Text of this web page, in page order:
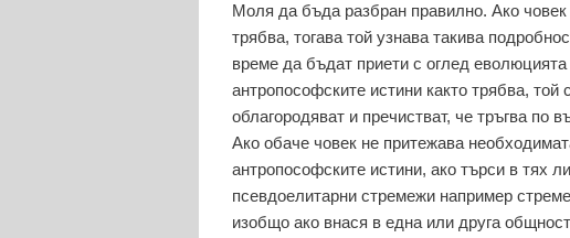
Моля да бъда разбран правилно. Ако
трябва, тогава той узнава такива
време да бъдат приети с оглед
антропософските истини както трябва, той
облагородяват и пречистват, че тръгва по
Ако обаче човек не притежава
антропософските истини, ако търси в тях
псевдоелитарни стремежи например
изобщо ако внася в една или друга